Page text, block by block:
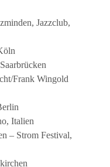
Jazzclub,
Frank Wingold
Italien
– Strom Festival,